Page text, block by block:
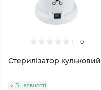
0
Стерилізатор кульковий
В наявності